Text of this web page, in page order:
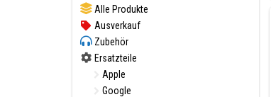
Alle Produkte
Ausverkauf
Zubehör
Ersatzteile
Apple
Google